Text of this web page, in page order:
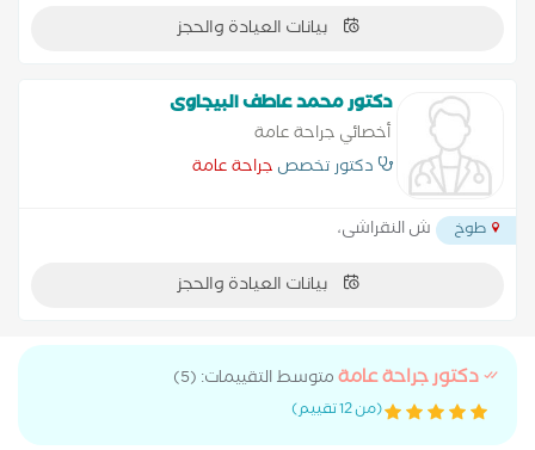
بيانات العيادة والحجز
دكتور محمد عاطف البيجاوى
أخصائي جراحة عامة
دكتور تخصص جراحة عامة
طوخ ش النقراشى،
بيانات العيادة والحجز
دكتور جراحة عامةمتوسط التقييمات: (5)
(من 12 تقييم)